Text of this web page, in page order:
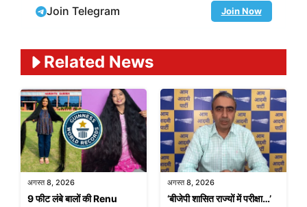
Join Telegram Join Now
Related News
अगस्त 8, 2026
9 फीट लंबे बालों की Renu
अगस्त 8, 2026
‘बीजेपी शासित राज्यों में परीक्षा…’